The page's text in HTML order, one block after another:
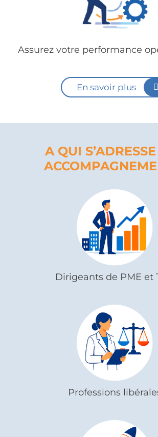
Assurez votre performance
En savoir plus
A QUI
Dirigeants de PME et
Professions